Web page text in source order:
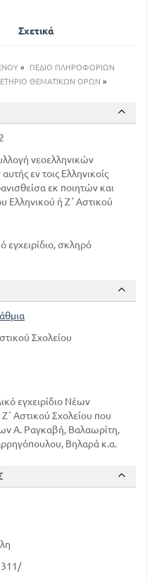
62
65
Παράσχο
του Κοραή
144
145
152
Σχετικά
»
ΠΕΔΙΟ ΠΛΗΡΟΦΟΡΙΩΝ
ΘΕΜΑΤΙΚΩΝ ΟΡΩΝ »
νεοελληνικών
εν τοις Ελληνικοίς
εκ ποιητών και
Ελληνικού ή Ζ΄ Αστικού
εγχειρίδιο, σκληρό
Σχολείου
εγχειρίδιο Νέων
Ζ΄ Αστικού Σχολείου που
Α. Ραγκαβή, Βαλαωρίτη,
Βηλαρά κ.α.
311/